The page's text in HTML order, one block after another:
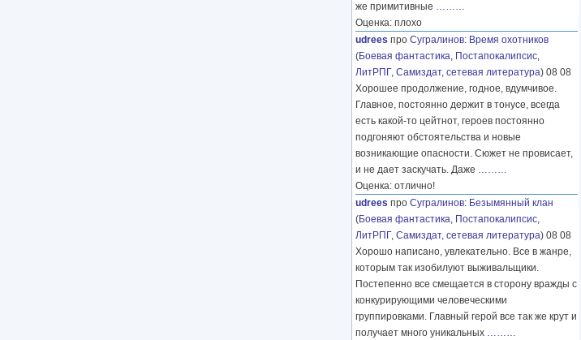
же примитивные ………
Оценка: плохо
udrees про Сугралинов: Время охотников
(Боевая фантастика, Постапокалипсис,
ЛитРПГ, Самиздат, сетевая литература) 08 08
Хорошее продолжение, годное, вдумчивое.
Главное, постоянно держит в тонусе, всегда
есть какой-то цейтнот, героев постоянно
подгоняют обстоятельства и новые
возникающие опасности. Сюжет не провисает,
и не дает заскучать. Даже ………
Оценка: отлично!
udrees про Сугралинов: Безымянный клан
(Боевая фантастика, Постапокалипсис,
ЛитРПГ, Самиздат, сетевая литература) 08 08
Хорошо написано, увлекательно. Все в жанре,
которым так изобилуют выживальщики.
Постепенно все смещается в сторону вражды с
конкурирующими человеческими
группировками. Главный герой все так же крут и
получает много уникальных ………